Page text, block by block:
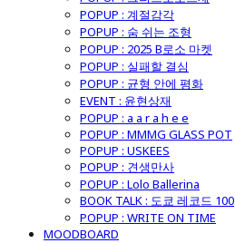
POPUP : 계절감각
POPUP : 숨 쉬는 조형
POPUP : 2025 B로소 마켓
POPUP : 실패할 결심
POPUP : 균형 안에 평화
EVENT : 윤현상재
POPUP : a a r a h e e
POPUP : MMMG GLASS POT
POPUP : USKEES
POPUP : 견생만사
POPUP : Lolo Ballerina
BOOK TALK : 도쿄 레코드 100
POPUP : WRITE ON TIME
MOODBOARD